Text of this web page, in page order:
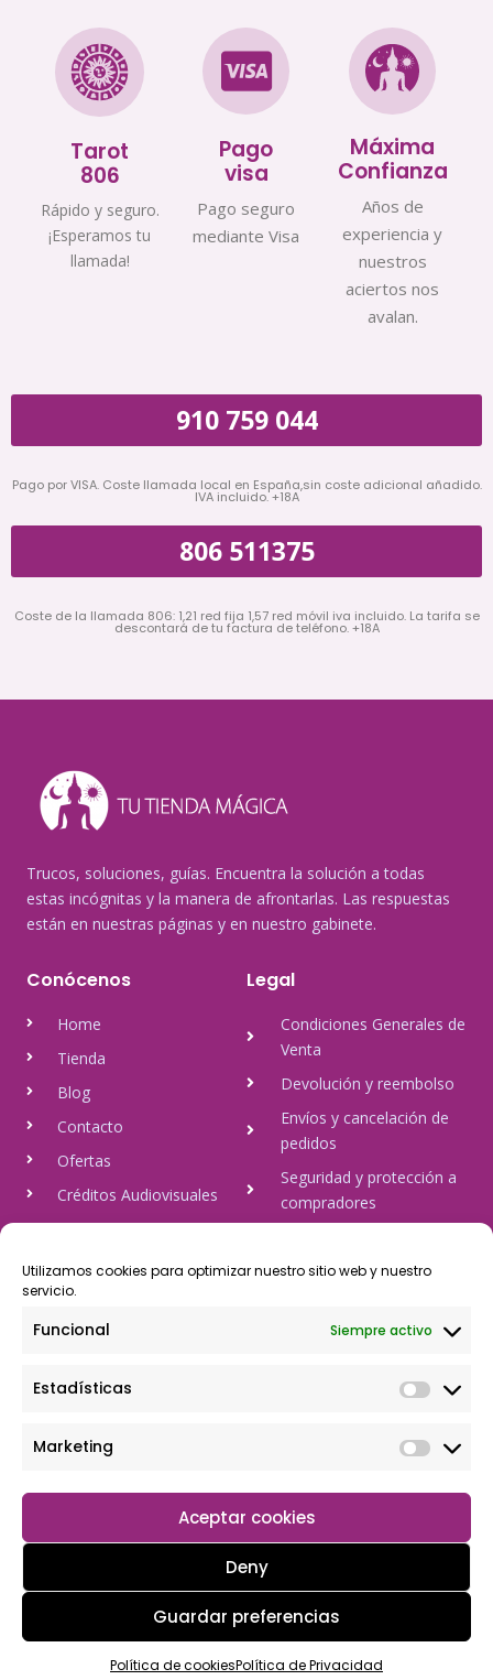
Utilizamos cookies para optimizar nuestro sitio web y nuestro
servicio.
Funcional Siempre activo
Estadísticas
Marketing
Aceptar cookies
Deny
Guardar preferencias
Política de cookiesPolítica de Privacidad
Tarot
806
Rápido y seguro.
¡Esperamos tu
llamada!
Pago
visa
Pago seguro
mediante Visa
Máxima
Confianza
Años de
experiencia y
nuestros
aciertos nos
avalan.
910 759 044
Pago por VISA. Coste llamada local en España,sin coste adicional añadido.
IVA incluido. +18A
806 511375
Coste de la llamada 806: 1,21 red fija 1,57 red móvil iva incluido. La tarifa se
descontará de tu factura de teléfono. +18A
Trucos, soluciones, guías. Encuentra la solución a todas
estas incógnitas y la manera de afrontarlas. Las respuestas
están en nuestras páginas y en nuestro gabinete.
Conócenos
Home
Tienda
Blog
Contacto
Ofertas
Créditos Audiovisuales
tulineamagica.com
Legal
Condiciones Generales de
Venta
Devolución y reembolso
Envíos y cancelación de
pedidos
Seguridad y protección a
compradores
Política de cookies
Copyright © 2026 Tu tienda magica